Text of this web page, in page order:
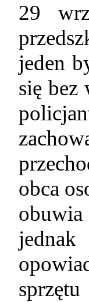
29
jeden
się bez
obca
jednak